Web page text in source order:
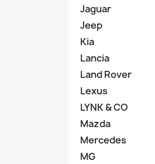
Jaguar
Jeep
Kia
Lancia
Land Rover
Lexus
LYNK & CO
Mazda
Mercedes
MG